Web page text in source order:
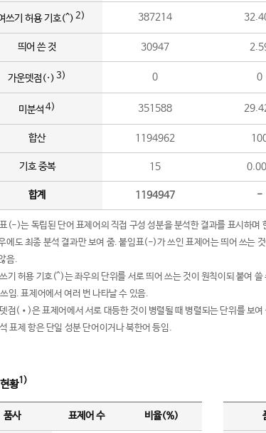
쓰기 허용 기호(^) 2) 387214
띄어 쓴 것 30947
가운뎃점(·) 3) 0 0
미분석 4) 351588
합산 1194962
기호 중복 15
합계 1194947 -
(-)는 독립된 단어 표제어의 직접 구성 성분을 분석한 결과를 표시하며
에도 최종 분석 결과만 보여 줌. 붙임표(-)가 쓰인 표제어는 띄어 쓰는
음.
기 허용 기호(^)는 좌우의 단위를 서로 띄어 쓰는 것이 원칙이되 붙여
임. 표제어에서 여러 번 나타날 수 있음.
점(•)은 표제어에서 서로 대등한 것이 병렬될 때 병렬되는 단위를 보여
표제 항은 단일 성분 단어이거나 북한어 등임.
황1)
품사 표제어 수 비율(%)